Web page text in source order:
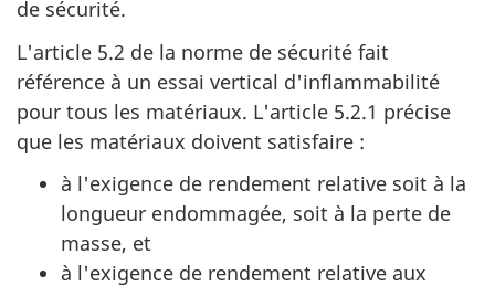
de sécurité.
L'article 5.2 de la norme de sécurité fait
référence à un essai vertical d'inflammabilité
pour tous les matériaux. L'article 5.2.1 précise
que les matériaux doivent satisfaire :
à l'exigence de rendement relative soit à la
longueur endommagée, soit à la perte de
masse, et
à l'exigence de rendement relative aux